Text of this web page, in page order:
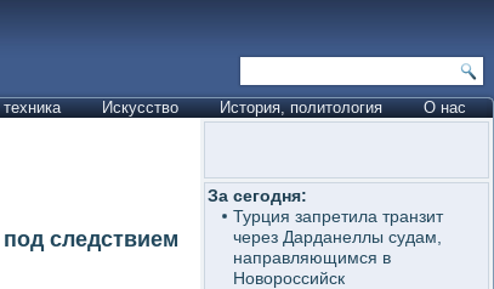
Искусство История, политология О нас
следствием
За сегодня:
Турция запретила транзит
через Дарданеллы судам,
направляющимся в
Новороссийск